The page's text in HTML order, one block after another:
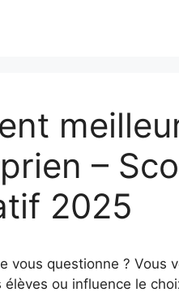
–
2025
vous questionne ?
ou influence le